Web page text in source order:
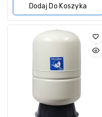
Dodaj Do Koszyka